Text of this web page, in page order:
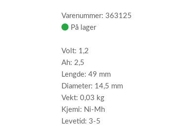
Varenummer: 363125
På lager
Volt: 1,2
Ah: 2,5
Lengde: 49 mm
Diameter: 14,5 mm
Vekt: 0,03 kg
Kjemi: Ni-Mh
Levetid: 3-5